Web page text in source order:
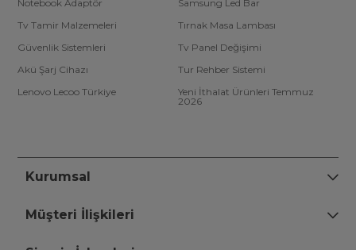
Notebook Adaptör
Samsung Led Bar
Tv Tamir Malzemeleri
Tırnak Masa Lambası
Güvenlik Sistemleri
Tv Panel Değişimi
Akü Şarj Cihazı
Tur Rehber Sistemi
Lenovo Lecoo Türkiye
Yeni İthalat Ürünleri Temmuz
2026
Kurumsal
Müşteri İlişkileri